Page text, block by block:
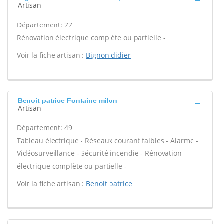
Artisan
Département: 77
Rénovation électrique complète ou partielle -
Voir la fiche artisan : Bignon didier
Benoit patrice Fontaine milon
Artisan
Département: 49
Tableau électrique - Réseaux courant faibles - Alarme -
Vidéosurveillance - Sécurité incendie - Rénovation
électrique complète ou partielle -
Voir la fiche artisan : Benoit patrice